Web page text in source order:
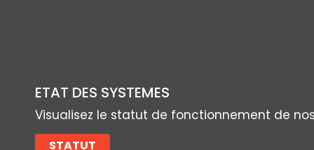
ETAT DES SYSTEMES
Visualisez le statut de fonctionnement de
STATUT